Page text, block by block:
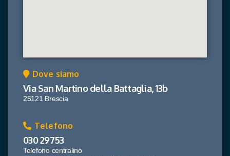
Dove siamo
Via San Martino della Battaglia, 13b
25121 Brescia
Telefono
030 29753
Telefono centralino